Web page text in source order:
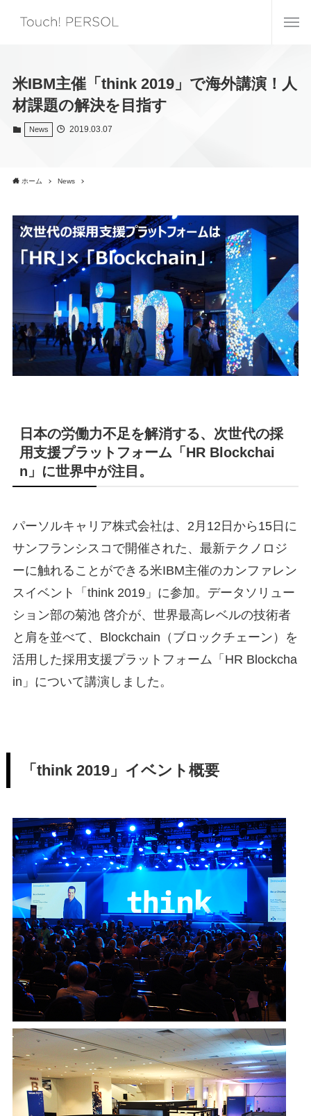
米IBM主催「think 2019」で海外講演！人
材課題の解決を目指す
News 2019.03.07
ホーム News
日本の労働力不足を解消する、次世代の採
用支援プラットフォーム「HR Blockchai
n」に世界中が注目。
パーソルキャリア株式会社は、2月12日から15日に
サンフランシスコで開催された、最新テクノロジ
ーに触れることができる米IBM主催のカンファレン
スイベント「think 2019」に参加。データソリュー
ション部の菊池 啓介が、世界最高レベルの技術者
と肩を並べて、Blockchain（ブロックチェーン）を
活用した採用支援プラットフォーム「HR Blockcha
in」について講演しました。
「think 2019」イベント概要